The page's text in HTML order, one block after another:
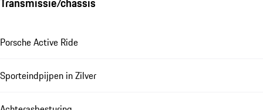
Porsche Active Ride
Sporteindpijpen in Zilver